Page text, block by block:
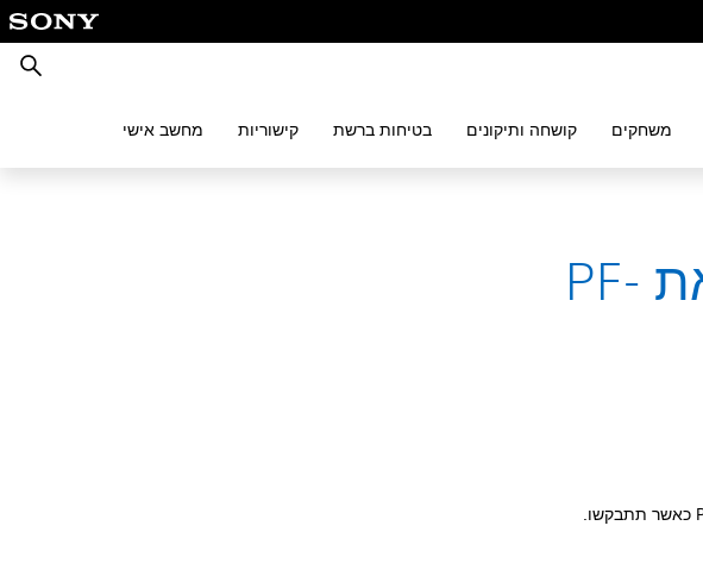
חיפוש
משחקים קושחה ותיקונים בטיחות ברשת קישוריות מחשב אישי
כיצד פותרים את שגיאת PF-